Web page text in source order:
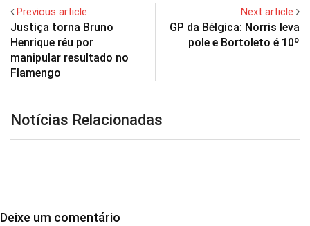
Previous article
Justiça torna Bruno
Henrique réu por
manipular resultado no
Flamengo
Next article
GP da Bélgica: Norris leva
pole e Bortoleto é 10º
Notícias Relacionadas
Deixe um comentário